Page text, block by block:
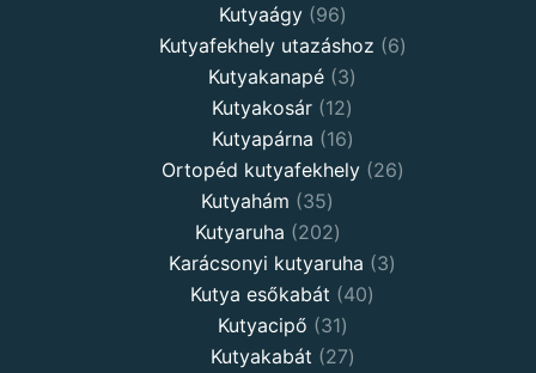
Kutyaágy
96
Kutyafekhely utazáshoz
6
Kutyakanapé 3
Kutyakosár 12
Kutyapárna
16
Ortopéd kutyafekhely
26
Kutyahám
35
Kutyaruha
202
Karácsonyi kutyaruha
3
Kutya esőkabát
40
Kutyacipő
31
Kutyakabát
27